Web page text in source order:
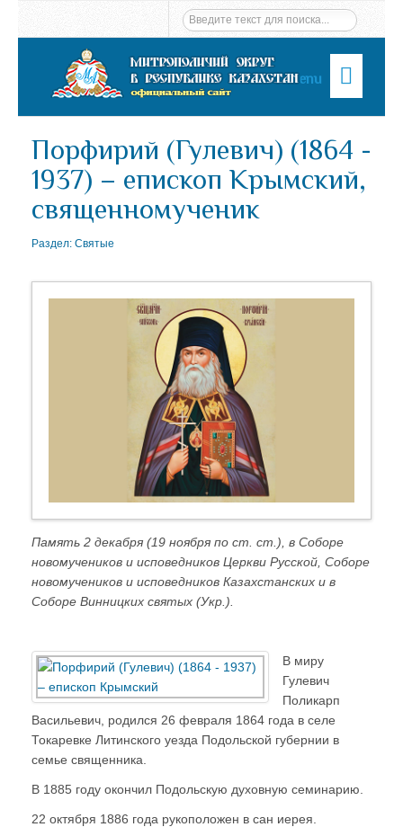
Menu
Порфирий (Гулевич) (1864 -
1937) – епископ Крымский,
священномученик
Раздел: Святые
Память 2 декабря (19 ноября по ст. ст.), в Соборе
новомучеников и исповедников Церкви Русской, Соборе
новомучеников и исповедников Казахстанских и в
Соборе Винницких святых (Укр.).
В миру
Гулевич
Поликарп
Васильевич, родился 26 февраля 1864 года в селе
Токаревке Литинского уезда Подольской губернии в
семье священника.
В 1885 году окончил Подольскую духовную семинарию.
22 октября 1886 года рукоположен в сан иерея.